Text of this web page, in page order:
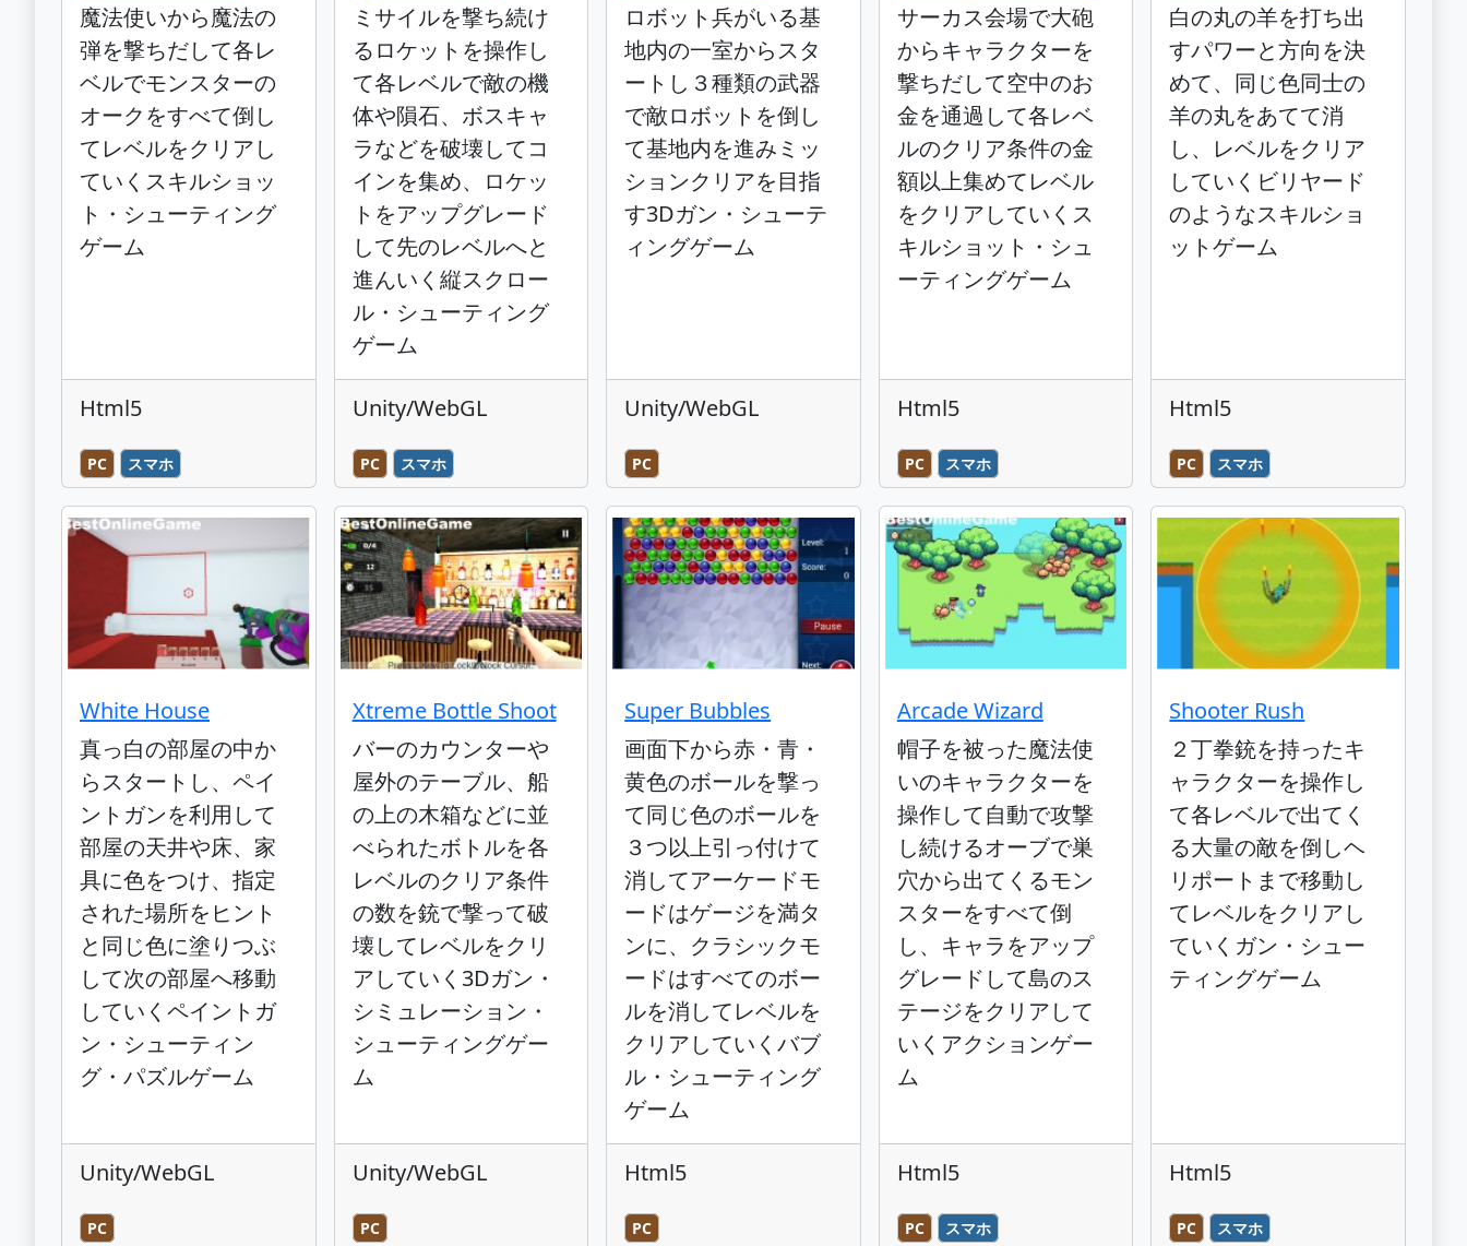
魔法使いから魔法の
弾を撃ちだして各レ
ベルでモンスターの
オークをすべて倒し
てレベルをクリアし
ていくスキルショッ
ト・シューティング
ゲーム
Html5
PC スマホ
ミサイルを撃ち続け
るロケットを操作し
て各レベルで敵の機
体や隕石、ボスキャ
ラなどを破壊してコ
インを集め、ロケッ
トをアップグレード
して先のレベルへと
進んいく縦スクロー
ル・シューティング
ゲーム
Unity/WebGL
PC スマホ
ロボット兵がいる基
地内の一室からスタ
ートし３種類の武器
で敵ロボットを倒し
て基地内を進みミッ
ションクリアを目指
す3Dガン・シューテ
ィングゲーム
Unity/WebGL
PC
サーカス会場で大砲
からキャラクターを
撃ちだして空中のお
金を通過して各レベ
ルのクリア条件の金
額以上集めてレベル
をクリアしていくス
キルショット・シュ
ーティングゲーム
Html5
PC スマホ
白の丸の羊を打ち出
すパワーと方向を決
めて、同じ色同士の
羊の丸をあてて消
し、レベルをクリア
していくビリヤード
のようなスキルショ
ットゲーム
Html5
PC スマホ
White House
真っ白の部屋の中か
らスタートし、ペイ
ントガンを利用して
部屋の天井や床、家
具に色をつけ、指定
された場所をヒント
と同じ色に塗りつぶ
して次の部屋へ移動
していくペイントガ
ン・シューティン
グ・パズルゲーム
Unity/WebGL
PC
Xtreme Bottle Shoot
バーのカウンターや
屋外のテーブル、船
の上の木箱などに並
べられたボトルを各
レベルのクリア条件
の数を銃で撃って破
壊してレベルをクリ
アしていく3Dガン・
シミュレーション・
シューティングゲー
ム
Unity/WebGL
PC
Super Bubbles
画面下から赤・青・
黄色のボールを撃っ
て同じ色のボールを
３つ以上引っ付けて
消してアーケードモ
ードはゲージを満タ
ンに、クラシックモ
ードはすべてのボー
ルを消してレベルを
クリアしていくバブ
ル・シューティング
ゲーム
Html5
PC
Arcade Wizard
帽子を被った魔法使
いのキャラクターを
操作して自動で攻撃
し続けるオーブで巣
穴から出てくるモン
スターをすべて倒
し、キャラをアップ
グレードして島のス
テージをクリアして
いくアクションゲー
ム
Html5
PC スマホ
Shooter Rush
２丁拳銃を持ったキ
ャラクターを操作し
て各レベルで出てく
る大量の敵を倒しヘ
リポートまで移動し
てレベルをクリアし
ていくガン・シュー
ティングゲーム
Html5
PC スマホ